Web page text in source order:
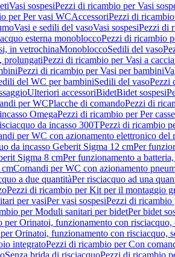
Vasi sospesiPezzi di ricambio per Vasi
per Per vasi WCAccessoriPezzi di
Vasi e sedili del vasoVasi sospesiPezzi di
esterna monobloccoPezzi di ricambio
in vetrochinaMonobloccoSedili del vaso
prolungatiPezzi di ricambio per Vasi a
Pezzi di ricambio per Vasi per bambini
del WC per bambiniSedili del vasoPezzi
Ulteriori accessoriBidetBidet sospesi
per WCPlacche di comandoPezzi di
OmegaPezzi di ricambio per Per
da incasso 300TPezzi di ricambio
per WC con azionamento elettronico del
da incasso Geberit Sigma 12 cmPer
Sigma 8 cmPer funzionamento a
cmComandi per WC con azionamento
a due quantitàPer risciacquo ad una
Pezzi di ricambio per Kit per il montaggio
per vasiPer vasi sospesiPezzi di ricambio
per Moduli sanitari per bidetPer bidet
per Orinatoi, funzionamento con
Orinatoi, funzionamento con risciacquo,
integratoPezzi di ricambio per Con
Senza brida di risciacquoPezzi di ricambio